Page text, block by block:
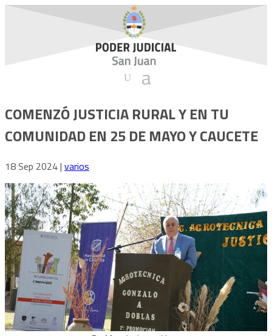
COMENZÓ JUSTICIA RURAL Y EN TU
COMUNIDAD EN 25 DE MAYO Y CAUCETE
18 Sep 2024| varios